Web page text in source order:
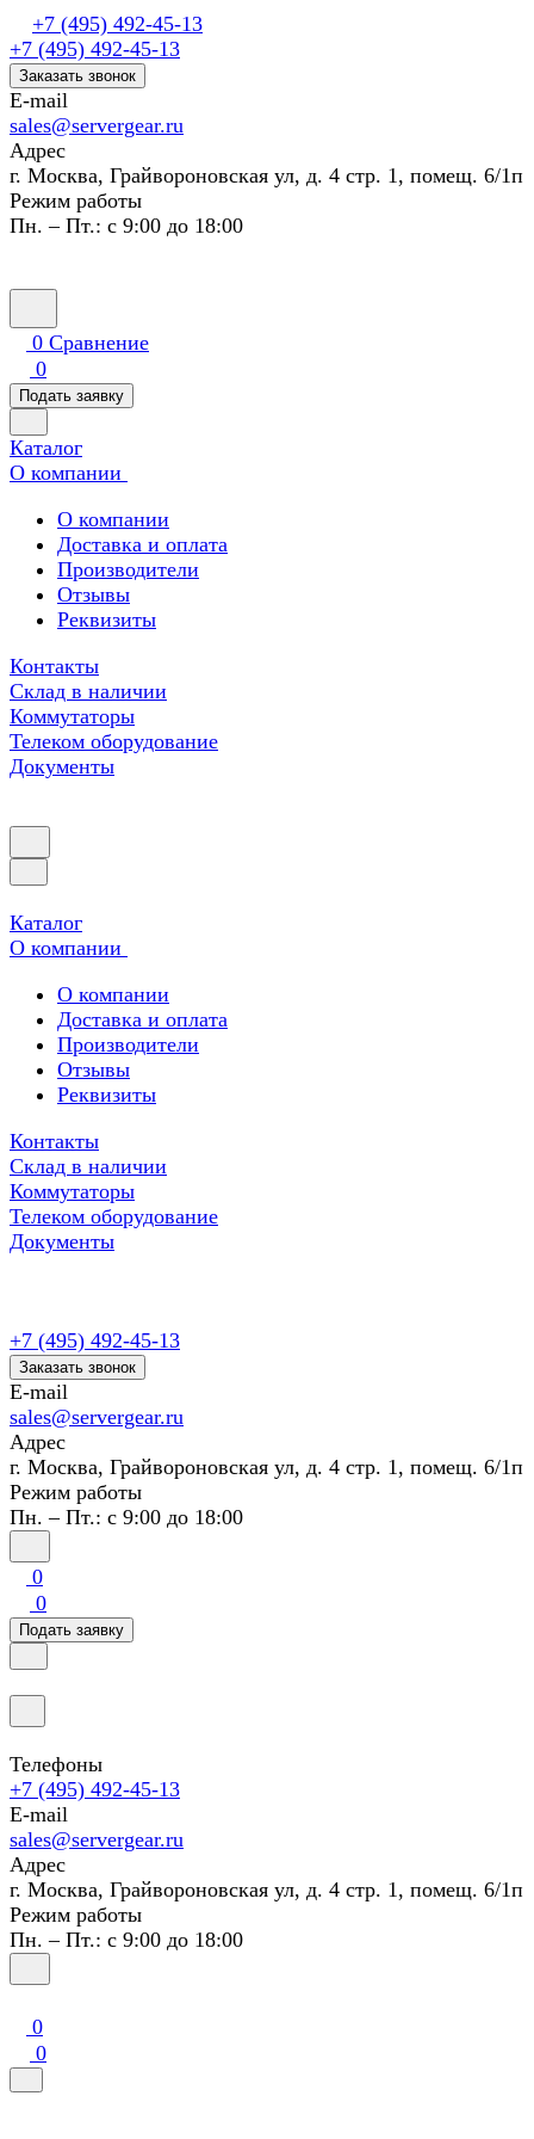
+7 (495) 492-45-13
+7 (495) 492-45-13
Заказать звонок
E-mail
sales@servergear.ru
Адрес
г. Москва, Грайвороновская ул, д. 4 стр. 1, помещ. 6/1п
Режим работы
Пн. – Пт.: с 9:00 до 18:00
0 Сравнение
0
Подать заявку
Каталог
О компании
О компании
Доставка и оплата
Производители
Отзывы
Реквизиты
Контакты
Склад в наличии
Коммутаторы
Телеком оборудование
Документы
Каталог
О компании
О компании
Доставка и оплата
Производители
Отзывы
Реквизиты
Контакты
Склад в наличии
Коммутаторы
Телеком оборудование
Документы
+7 (495) 492-45-13
Заказать звонок
E-mail
sales@servergear.ru
Адрес
г. Москва, Грайвороновская ул, д. 4 стр. 1, помещ. 6/1п
Режим работы
Пн. – Пт.: с 9:00 до 18:00
0
0
Подать заявку
Телефоны
+7 (495) 492-45-13
E-mail
sales@servergear.ru
Адрес
г. Москва, Грайвороновская ул, д. 4 стр. 1, помещ. 6/1п
Режим работы
Пн. – Пт.: с 9:00 до 18:00
0
0